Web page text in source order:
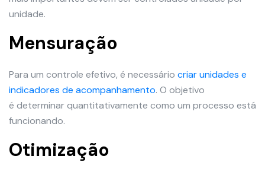
unidade.
Mensuração
Para um controle efetivo, é necessário criar unidades e
indicadores de acompanhamento. O objetivo
é determinar quantitativamente como um processo está
funcionando.
Otimização